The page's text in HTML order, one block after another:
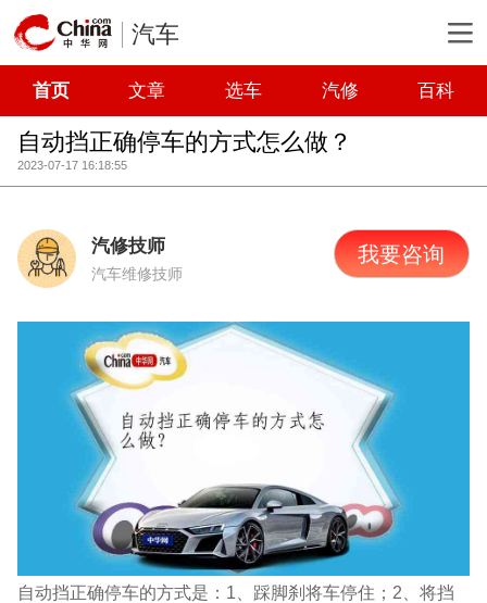
汽车
首页 文章 选车 汽修 百科
自动挡正确停车的方式怎么做？
2023-07-17 16:18:55
汽修技师
汽车维修技师
我要咨询
自动挡正确停车的方式是：1、踩脚刹将车停住；2、将挡